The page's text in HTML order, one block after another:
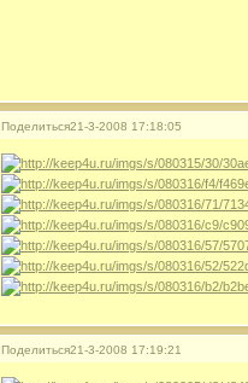
Поделиться21-3-2008 17:18:05
Поделиться21-3-2008 17:19:21